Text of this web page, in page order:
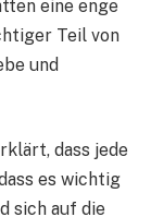
eine enge
Teil von
und
dass jede
es wichtig
sich auf die